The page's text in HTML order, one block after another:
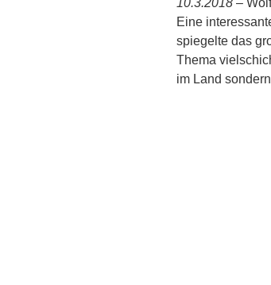
10.3.2018 –
Eine
spiegelte das
Thema
im Land